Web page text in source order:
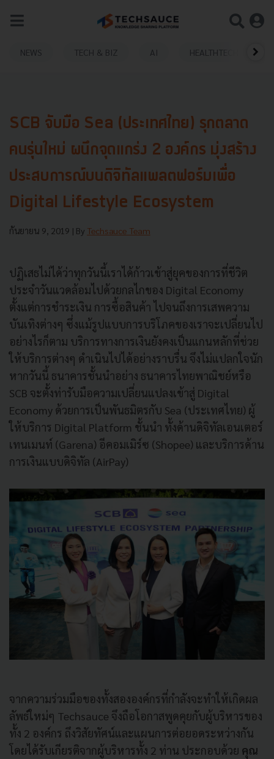
NEWS TECH & BIZ AI HEALTHTECH
SCB จับมือ Sea (ประเทศไทย) รุกตลาด
คนรุ่นใหม่ ผนึกจุดแกร่ง 2 องค์กร มุ่งสร้าง
ประสบการณ์บนดิจิทัลแพลตฟอร์มเพื่อ
Digital Lifestyle Ecosystem
กันยายน 9, 2019 | By Techsauce Team
ปฏิเสธไม่ได้ว่าทุกวันนี้เราได้ก้าวเข้าสู่ยุคของการที่ชีวิต
ประจำวันแวดล้อมไปด้วยกลไกของ Digital Economy
ตั้งแต่การชำระเงิน การซื้อสินค้า ไปจนถึงการเสพความ
บันเทิงต่างๆ ซึ่งแม้รูปแบบการบริโภคของเราจะเปลี่ยนไป
อย่างไรก็ตาม บริการทางการเงินยังคงเป็นแกนหลักที่ช่วย
ให้บริการต่างๆ ดำเนินไปได้อย่างราบรื่น จึงไม่แปลกใจนัก
หากวันนี้ ธนาคารชั้นนำอย่าง ธนาคารไทยพาณิชย์หรือ
SCB จะตั้งท่ารับมือความเปลี่ยนแปลงเข้าสู่ Digital
Economy ด้วยการเป็นพันธมิตรกับ Sea (ประเทศไทย) ผู้
ให้บริการ Digital Platform ชั้นนำ ทั้งด้านดิจิทัลเอนเตอร์
เทนเมนท์ (Garena) อีคอมเมิร์ซ (Shopee) และบริการด้าน
การเงินแบบดิจิทัล (AirPay)
จากความร่วมมือของทั้งสององค์กรที่กำลังจะทำให้เกิดผล
ลัพธ์ใหม่ๆ Techsauce จึงถือโอกาสพูดคุยกับผู้บริหารของ
ทั้ง 2 องค์กร ถึงวิสัยทัศน์และแผนการต่อยอดระหว่างกัน
โดยได้รับเกียรติจากผู้บริหารทั้ง 2 ท่าน ประกอบด้วย คุณ